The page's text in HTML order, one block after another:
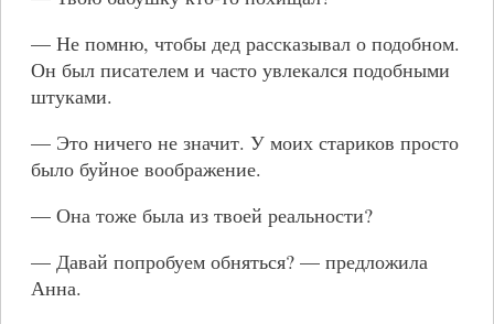
— Не помню, чтобы дед рассказывал о подобном.
Он был писателем и часто увлекался подобными
штуками.
— Это ничего не значит. У моих стариков просто
было буйное воображение.
— Она тоже была из твоей реальности?
— Давай попробуем обняться? — предложила
Анна.